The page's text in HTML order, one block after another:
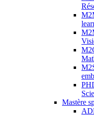
Mastère